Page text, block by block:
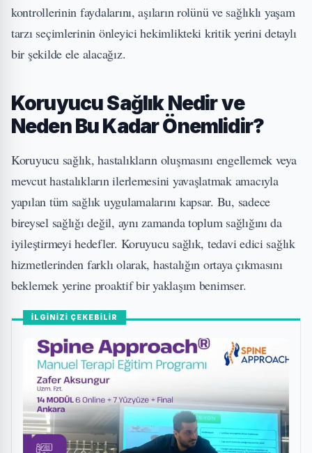
kontrollerinin faydalarını, aşıların rolünü ve sağlıklı yaşam
tarzı seçimlerinin önleyici hekimlikteki kritik yerini detaylı
bir şekilde ele alacağız.
Koruyucu Sağlık Nedir ve
Neden Bu Kadar Önemlidir?
Koruyucu sağlık, hastalıkların oluşmasını engellemek veya
mevcut hastalıkların ilerlemesini yavaşlatmak amacıyla
yapılan tüm sağlık uygulamalarını kapsar. Bu, sadece
bireysel sağlığı değil, aynı zamanda toplum sağlığını da
iyileştirmeyi hedefler. Koruyucu sağlık, tedavi edici sağlık
hizmetlerinden farklı olarak, hastalığın ortaya çıkmasını
beklemek yerine proaktif bir yaklaşım benimser.
İLGİNİZİ ÇEKEBİLİR